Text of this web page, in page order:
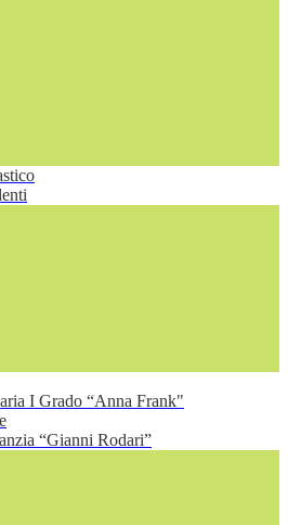
I Grado “Anna Frank"
“Gianni Rodari”